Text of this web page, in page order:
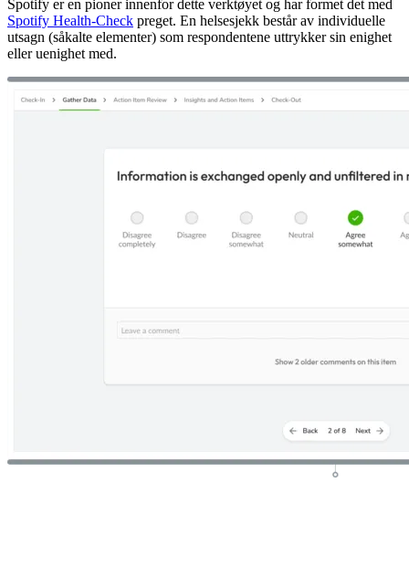
Spotify er en pioner innenfor dette verktøyet og har formet det med
Spotify Health-Check preget. En helsesjekk består av individuelle
utsagn (såkalte elementer) som respondentene uttrykker sin enighet
eller uenighet med.